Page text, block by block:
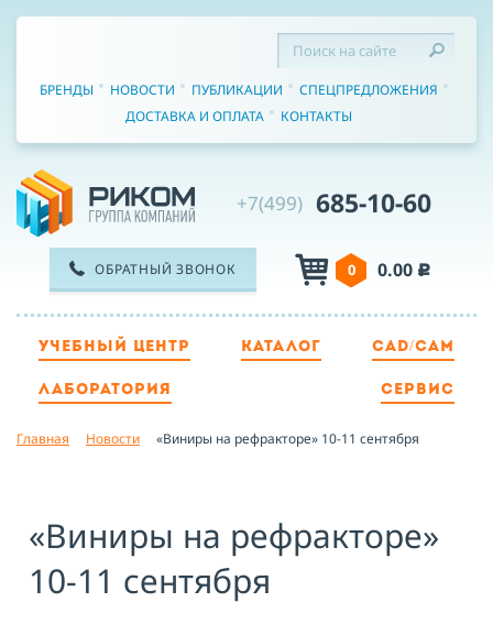
БРЕНДЫ НОВОСТИ ПУБЛИКАЦИИ
СПЕЦПРЕДЛОЖЕНИЯ
ДОСТАВКА И ОПЛАТА
КОНТАКТЫ
+7(499) 685-10-60
ОБРАТНЫЙ ЗВОНОК 0 0.00 c
Я принимаю условия публичной
оферты, подтверждаю
ознакомление с
политикой
конфиденциальности
наобработку персональных данных
УЧЕБНЫЙ ЦЕНТР КАТАЛОГ CAD/CAM
ЛАБОРАТОРИЯ СЕРВИС
Главная Новости «Виниры на рефракторе» 10-11 сентября
«Виниры на рефракторе»
10-11 сентября